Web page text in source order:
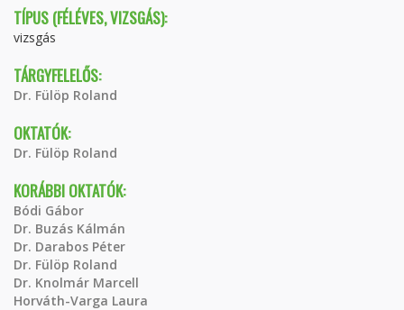
TÍPUS (FÉLÉVES, VIZSGÁS):
vizsgás
TÁRGYFELELŐS:
Dr. Fülöp Roland
OKTATÓK:
Dr. Fülöp Roland
KORÁBBI OKTATÓK:
Bódi Gábor
Dr. Buzás Kálmán
Dr. Darabos Péter
Dr. Fülöp Roland
Dr. Knolmár Marcell
Horváth-Varga Laura